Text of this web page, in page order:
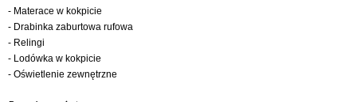
- Materace w kokpicie
- Drabinka zaburtowa rufowa
- Relingi
- Lodówka w kokpicie
- Oświetlenie zewnętrzne